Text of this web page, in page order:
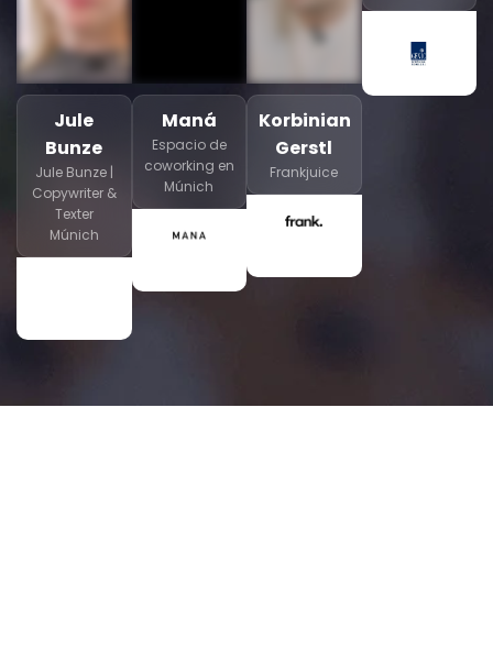
Jule
Bunze
Jule Bunze |
Copywriter &
Texter
Múnich
Maná
Espacio de
coworking en
Múnich
Korbinian
Gerstl
Frankjuice